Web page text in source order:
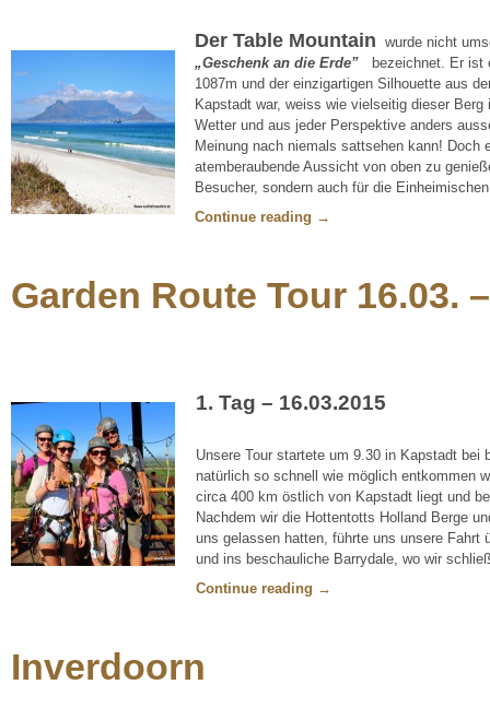
Der Table Mountain wurde nicht
„Geschenk an die Erde”
bezeichnet. Er ist
1087m und der einzigartigen Silhouette aus
Kapstadt war, weiss wie vielseitig dieser
Wetter und aus jeder Perspektive anders
Meinung nach niemals sattsehen kann!
atemberaubende Aussicht von oben zu
Besucher, sondern auch für die
Continue reading →
Garden Route Tour 16.03.
1. Tag – 16.03.2015
Unsere Tour startete um 9.30 in Kapstadt bei
natürlich so schnell wie möglich entkommen
circa 400 km östlich von Kapstadt liegt und
Nachdem wir die Hottentotts Holland Berge
uns gelassen hatten, führte uns unsere Fahrt
und ins beschauliche Barrydale, wo wir
Continue reading →
Inverdoorn